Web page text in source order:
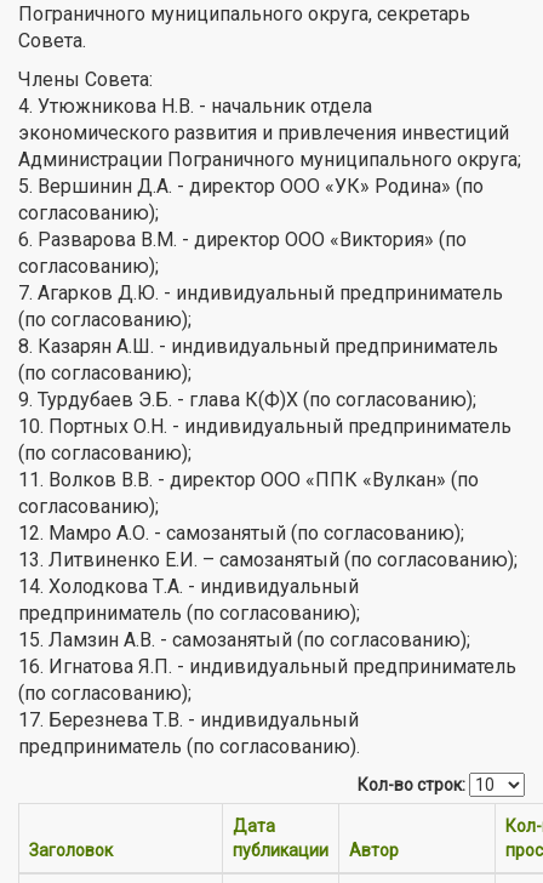
Пограничного муниципального округа, секретарь
Совета.
Члены Совета:
4. Утюжникова Н.В. - начальник отдела
экономического развития и привлечения инвестиций
Администрации Пограничного муниципального округа;
5. Вершинин Д.А. - директор ООО «УК» Родина» (по
согласованию);
6. Разварова В.М. - директор ООО «Виктория» (по
согласованию);
7. Агарков Д.Ю. - индивидуальный предприниматель
(по согласованию);
8. Казарян А.Ш. - индивидуальный предприниматель
(по согласованию);
9. Турдубаев Э.Б. - глава К(Ф)Х (по согласованию);
10. Портных О.Н. - индивидуальный предприниматель
(по согласованию);
11. Волков В.В. - директор ООО «ППК «Вулкан» (по
согласованию);
12. Мамро А.О. - самозанятый (по согласованию);
13. Литвиненко Е.И. – самозанятый (по согласованию);
14. Холодкова Т.А. - индивидуальный
предприниматель (по согласованию);
15. Ламзин А.В. - самозанятый (по согласованию);
16. Игнатова Я.П. - индивидуальный предприниматель
(по согласованию);
17. Березнева Т.В. - индивидуальный
предприниматель (по согласованию).
Кол-во строк:
Заголовок
Дата
публикации
Автор